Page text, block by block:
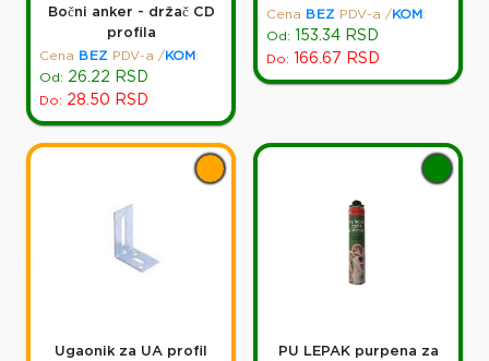
Bočni anker - držač CD
profila
Cena
BEZ PDV-a / KOM :
Od: 26.22 RSD
Do: 28.50 RSD
Cena
BEZ PDV-a / KOM :
Od:
153.34 RSD
Do: 166.67 RSD
Ugaonik za UA profil PU LEPAK purpena za